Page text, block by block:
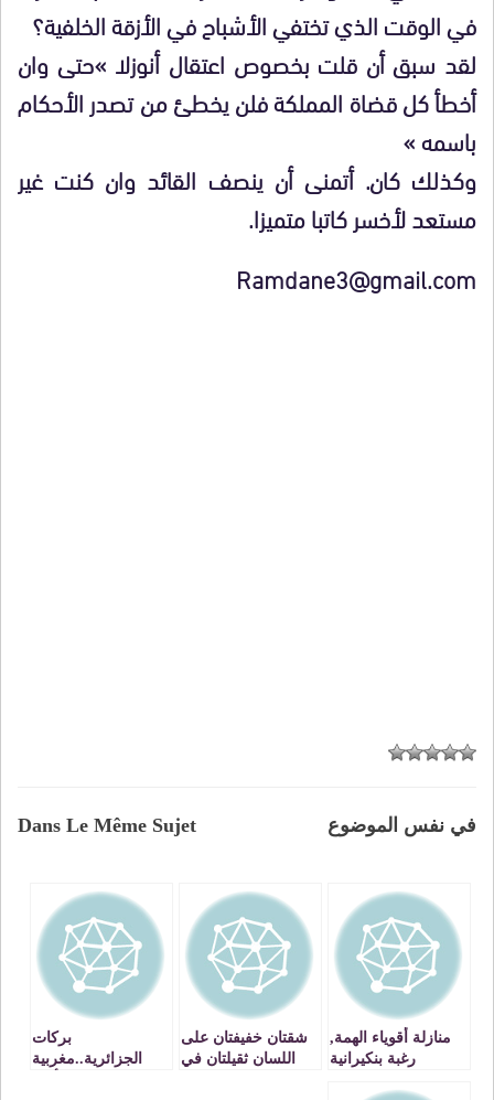
في الوقت الذي تختفي الأشباح في الأزقة الخلفية؟
لقد سبق أن قلت بخصوص اعتقال أنوزلا »حتى وان
أخطأ كل قضاة المملكة فلن يخطئ من تصدر الأحكام
باسمه »
وكذلك كان. أتمنى أن ينصف القائد وان كنت غير
مستعد لأخسر كاتبا متميزا.
Ramdane3@gmail.com
Dans Le Même Sujet في نفس الموضوع
منازلة أقوياء الهمة,
رغبة بنكيرانية
شقتان خفيفتان على
اللسان ثقيلتان في
بركات
الجزائرية..مغربية